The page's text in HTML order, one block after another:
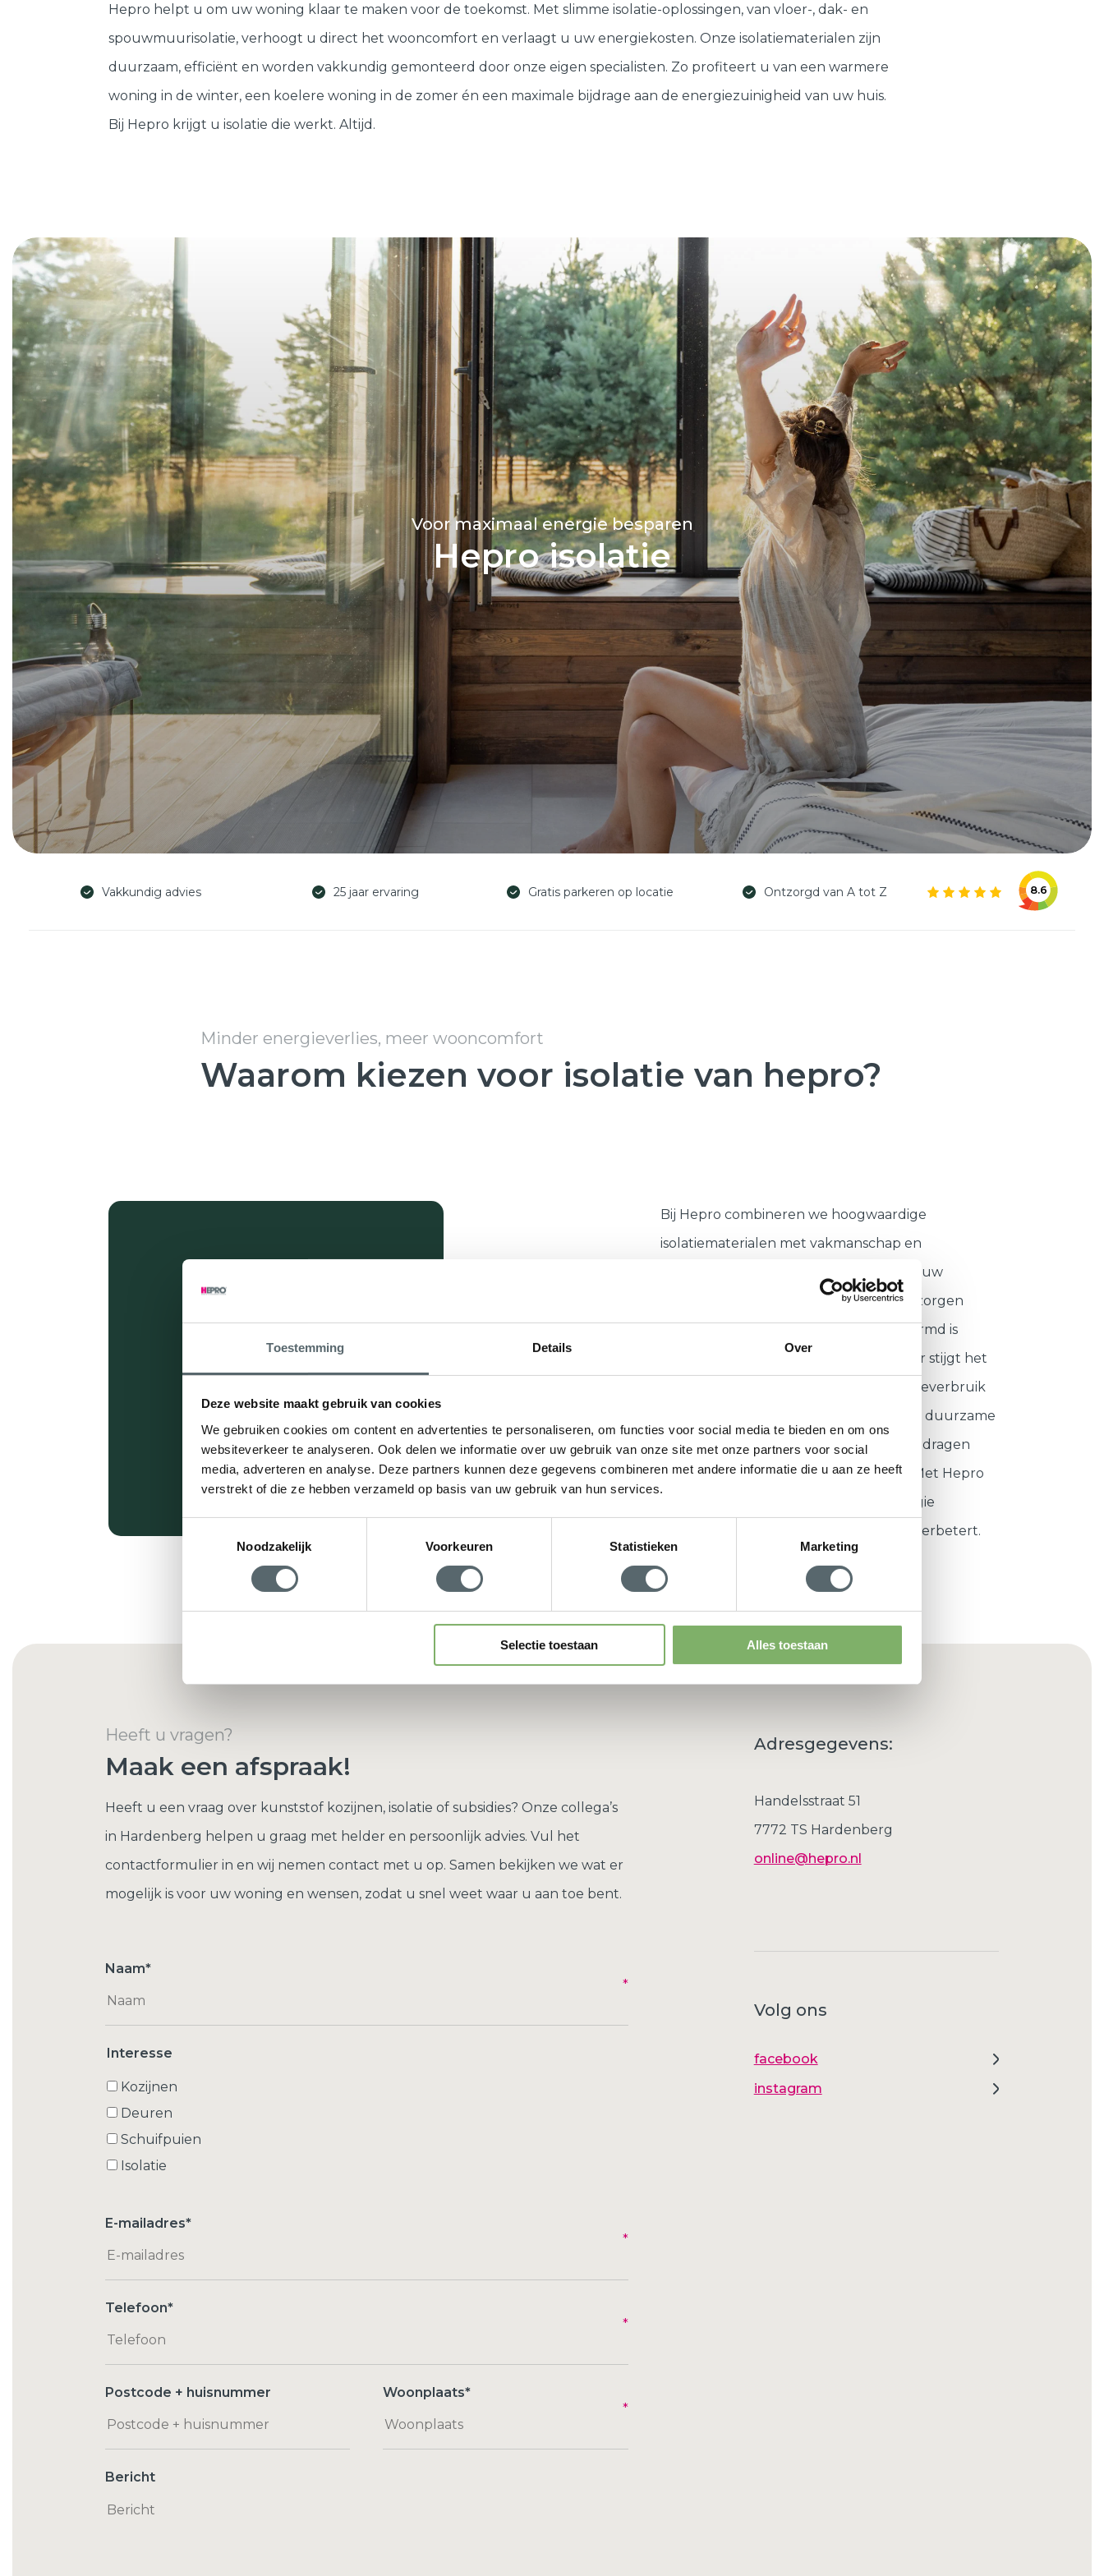
Toestemming Details Over
Deze website maakt gebruik van cookies
We gebruiken cookies om content en advertenties te personaliseren, om functies voor social media te bieden en om ons
websiteverkeer te analyseren. Ook delen we informatie over uw gebruik van onze site met onze partners voor social
media, adverteren en analyse. Deze partners kunnen deze gegevens combineren met andere informatie die u aan ze heeft
verstrekt of die ze hebben verzameld op basis van uw gebruik van hun services.
Noodzakelijk
Voorkeuren Statistieken Marketing
Selectie toestaan Alles toestaan
Hepro helpt u om uw woning klaar te maken voor de toekomst. Met slimme isolatie-oplossingen, van vloer-, dak- en
spouwmuurisolatie, verhoogt u direct het wooncomfort en verlaagt u uw energiekosten. Onze isolatiematerialen zijn
duurzaam, efficiënt en worden vakkundig gemonteerd door onze eigen specialisten. Zo profiteert u van een warmere
woning in de winter, een koelere woning in de zomer én een maximale bijdrage aan de energiezuinigheid van uw huis.
Bij Hepro krijgt u isolatie die werkt. Altijd.
Voor maximaal energie besparen
Hepro isolatie
Vakkundig advies 25 jaar ervaring Gratis parkeren op locatie Ontzorgd van A tot Z 8.6
Minder energieverlies, meer wooncomfort
Waarom kiezen voor isolatie van hepro?
Bij Hepro combineren we hoogwaardige
isolatiematerialen met vakmanschap en
jarenlange ervaring. Of het nu gaat om uw
ofvloer: wij zorgen
ervoor dat uw woning optimaal beschermd is
tegen warmteverlies en tocht. Daardoor stijgt het
wooncomfort direct en daalt uw energieverbruik
structureel. Bovendien werken we met duurzame
materialen en slimme technieken die bijdragen
aan een toekomstbestendige woning. Met Hepro
kiest u voor isolatie die niet alleen energie
bespaart, maar uw hele woonervaring verbetert.
Heeft u vragen?
Maak een afspraak!
Heeft u een vraag over kunststof kozijnen, isolatie of subsidies? Onze collega’s
in Hardenberg helpen u graag met helder en persoonlijk advies. Vul het
contactformulier in en wij nemen contact met u op. Samen bekijken we wat er
mogelijk is voor uw woning en wensen, zodat u snel weet waar u aan toe bent.
Naam*
Interesse
Kozijnen
Deuren
Schuifpuien
Isolatie
E-mailadres*
Telefoon*
Postcode + huisnummer Woonplaats*
Bericht
Adresgegevens:
Handelsstraat 51
7772 TS Hardenberg
online@hepro.nl
Volg ons
facebook
instagram
Samenstellen Samenstellen
SHOWROOM BEZOEKEN